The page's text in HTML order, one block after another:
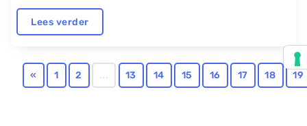
Lees verder
« 1 2 ... 13 14 15 16 17 18 19